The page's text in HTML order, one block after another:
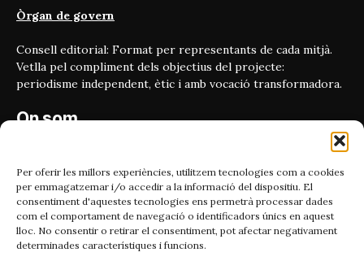
Per oferir les millors experiències, utilitzem tecnologies com a cookies
per emmagatzemar i/o accedir a la informació del dispositiu. El
consentiment d'aquestes tecnologies ens permetrà processar dades
com el comportament de navegació o identificadors únics en aquest
lloc. No consentir o retirar el consentiment, pot afectar negativament
determinades característiques i funcions.
Òrgan de govern
Consell editorial: Format per representants de cada mitjà.
Vetlla pel compliment dels objectius del projecte:
periodisme independent, ètic i amb vocació transformadora.
On som
08010, Barcelona
Contacta'ns
Email:
catmet@periodismeplural.cat